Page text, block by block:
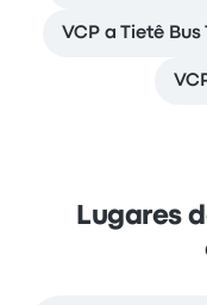
VCP a Tietê Bus
Lugares